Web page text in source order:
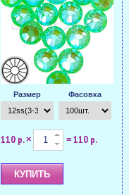
Размер Фасовка
110 р.× = 110 р.